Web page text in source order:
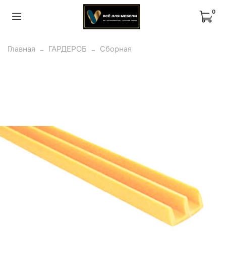
0
Главная ГАРДЕРОБ Сборная